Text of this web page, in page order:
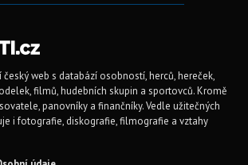
český web s databází osobností, herců, hereček,
filmů, hudebních skupin a sportovců. Kromě
panovníky a finančníky. Vedle užitečných
i fotografie, diskografie, filmografie a vztahy